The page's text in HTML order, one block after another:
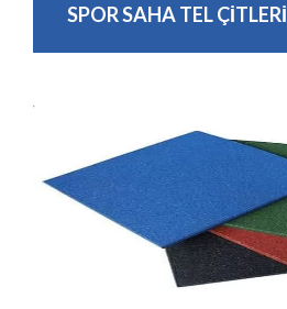
SPOR SAHA TEL ÇİTLERİ